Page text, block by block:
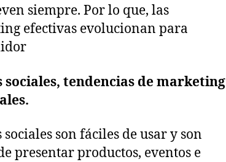
siempre. Por lo que, las
efectivas evolucionan para
sociales, tendencias de marketing
son fáciles de usar y son
presentar productos, eventos e